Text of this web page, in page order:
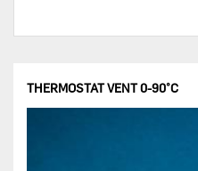
THERMOSTAT VENT 0-90°C